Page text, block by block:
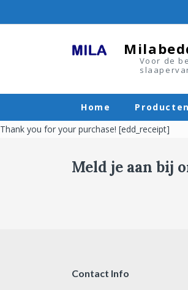
to
Voor de
Home Producten
Thank you for your purchase! [edd_receipt]
Meld je aan bij
Contact Info